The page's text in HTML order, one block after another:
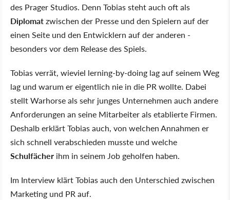
des Prager Studios. Denn Tobias steht auch oft als
Diplomatzwischen der Presse und den Spielern auf der
einen Seite und den Entwicklern auf der anderen -
besonders vor dem Release des Spiels.
Tobias verrät, wieviel lerning-by-doing lag auf seinem Weg
lag und warum er eigentlich nie in die PR wollte. Dabei
stellt Warhorse als sehr junges Unternehmen auch andere
Anforderungen an seine Mitarbeiter als etablierte Firmen.
Deshalb erklärt Tobias auch, von welchen Annahmen er
sich schnell verabschieden musste und welche
Schulfächer ihm in seinem Job geholfen haben.
Im Interview klärt Tobias auch den Unterschied zwischen
Marketing und PR auf.